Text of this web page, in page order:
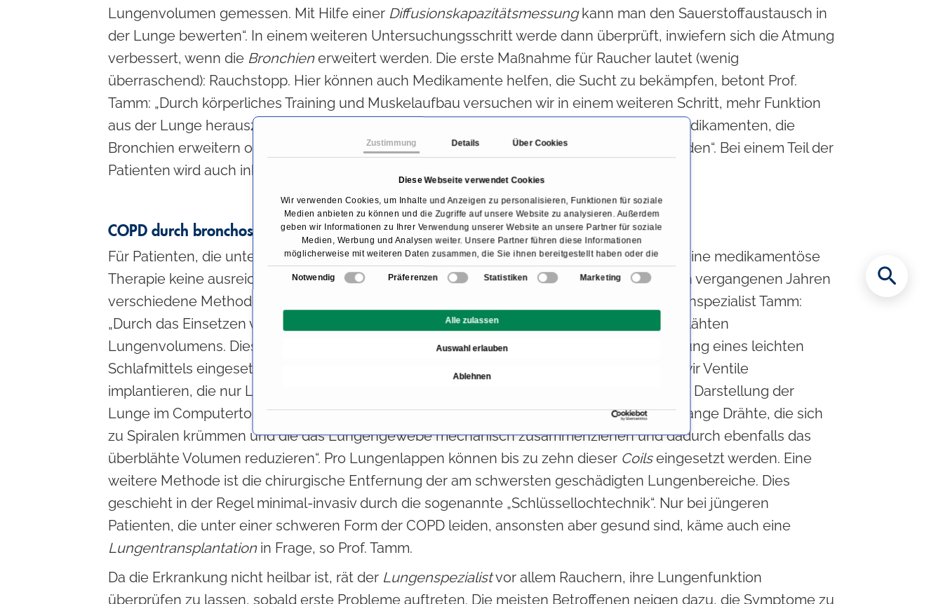
Zustimmung Details Über Cookies
Diese Webseite verwendet Cookies
Wir verwenden Cookies, um Inhalte und Anzeigen zu personalisieren, Funktionen für soziale
Medien anbieten zu können und die Zugriffe auf unsere Website zu analysieren. Außerdem
geben wir Informationen zu Ihrer Verwendung unserer Website an unsere Partner für soziale
Medien, Werbung und Analysen weiter. Unsere Partner führen diese Informationen
möglicherweise mit weiteren Daten zusammen, die Sie ihnen bereitgestellt haben oder die
sie im Rahmen Ihrer Nutzung der Dienste gesammelt haben.
E
g
n
g
u
s
h
Notwendig Präferenzen Statistiken Marketing
Ablehnen
Auswahl erlauben
Alle zulassen
Lungenvolumen gemessen. Mit Hilfe einer Diffusionskapazitätsmessungkann man den Sauerstoffaustausch in
der Lunge bewerten“. In einem weiteren Untersuchungsschritt werde dann überprüft, inwiefern sich die Atmung
verbessert, wenn die Bronchien erweitert werden. Die erste Maßnahme für Raucher lautet (wenig
überraschend): Rauchstopp. Hier können auch Medikamente helfen, die Sucht zu bekämpfen, betont Prof.
Tamm: „Durch körperliches Training und Muskelaufbau versuchen wir in einem weiteren Schritt, mehr Funktion
aus der Lunge herauszuholen. Die Atmung kann währenddessen durch Inhalation von Medikamenten, die
Bronchien erweitern oder die vermehrte Schleimproduktion unterbinden, unterstützt werden“. Bei einem Teil der
Patienten wird auch inhaliertes
COPD durch bronchoskopische Eingriffe lindern
Für Patienten, die unter einer erheblichenÜberblähung der Lungeleiden und bei denen eine medikamentöse
Therapie keine ausreichende Linderung bringt, hat die moderne High-Tech-Medizin in den vergangenen Jahren
verschiedene Methoden entwickelt, um eine leichtere Atmung zu ermöglichen, so Lungenspezialist Tamm:
„Durch das Einsetzen von Klappen oder Spiralen erreichen wir eine Reduktion des aufgeblähten
Lungenvolumens. Diese können im Rahmen einerLungenspiegelung
nur unter Verwendung eines leichten
Schlafmittels eingesetzt werden. In besonders geschädigte Bereiche der Lunge können wir Ventile
implantieren, die nur Luft rauslassen, aber nicht hinein, sozusagen Einwegventile. Je nach Darstellung der
Lunge im Computertomogramm kommen auch sogenannte ‚Coils’ in Frage : 10 bis 15cm lange Drähte, die sich
zu Spiralen krümmen und die das Lungengewebe mechanisch zusammenziehen und dadurch ebenfalls das
überblähte Volumen reduzieren“. Pro Lungenlappen können bis zu zehn dieser Coilseingesetzt werden. Eine
weitere Methode ist die chirurgische Entfernung der am schwersten geschädigten Lungenbereiche. Dies
geschieht in der Regel minimal-invasiv durch die sogenannte „Schlüssellochtechnik“. Nur bei jüngeren
Patienten, die unter einer schweren Form der COPD leiden, ansonsten aber gesund sind, käme auch eine
Lungentransplantation in Frage, so Prof. Tamm.
Da die Erkrankung nicht heilbar ist, rät der Lungenspezialistvor allem Rauchern, ihre Lungenfunktion
überprüfen zu lassen, sobald erste Probleme auftreten. Die meisten Betroffenen neigen dazu, die Symptome zu